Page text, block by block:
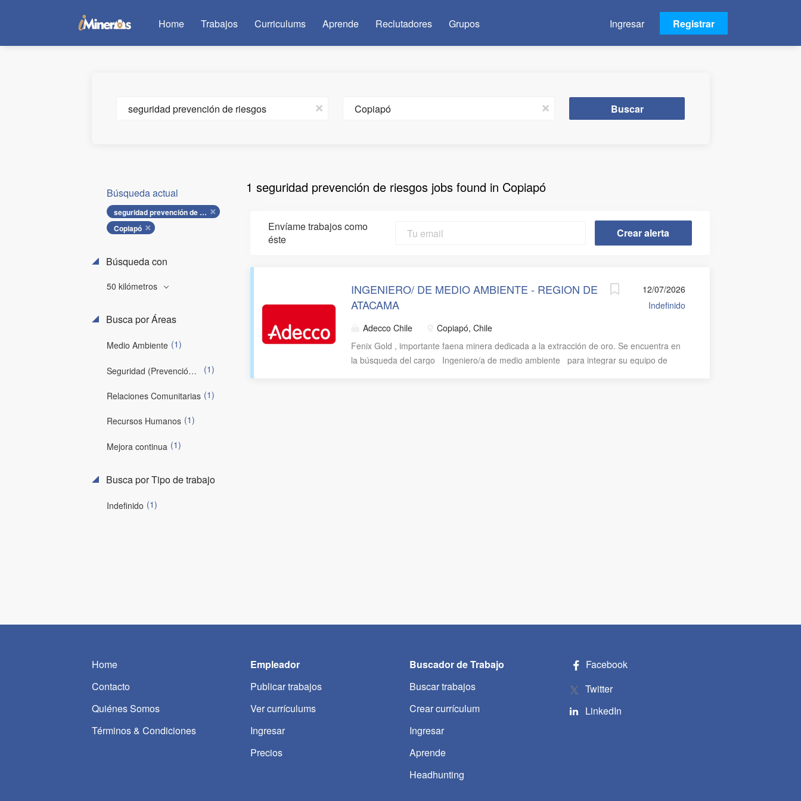
Ingresar Registrar
Home Trabajos Curriculums Aprende Reclutadores Grupos
x x Buscar
1 seguridad prevención de riesgos jobs found in Copiapó
Búsqueda actual
seguridad prevención de riesgos
Copiapó
Búsqueda con
50 kilómetros
Busca por Áreas
Medio Ambiente (1)
Seguridad (Prevención de Riesgos) (1)
Relaciones Comunitarias (1)
Recursos Humanos (1)
Mejora continua (1)
Busca por Tipo de trabajo
Indefinido (1)
Envíame trabajos como
éste
12/07/2026
Indefinido
INGENIERO/ DE MEDIO AMBIENTE - REGION DE
ATACAMA
Adecco Chile
Copiapó, Chile
Fenix Gold , importante faena minera dedicada a la extracción de oro. Se encuentra en
la búsqueda del cargo Ingeniero/a de medio ambiente para integrar su equipo de
Home
Contacto
Quiénes Somos
Términos & Condiciones
Empleador
Publicar trabajos
Ver currículums
Ingresar
Precios
Buscador de Trabajo
Buscar trabajos
Crear currículum
Ingresar
Aprende
Headhunting
Facebook
Twitter
LinkedIn